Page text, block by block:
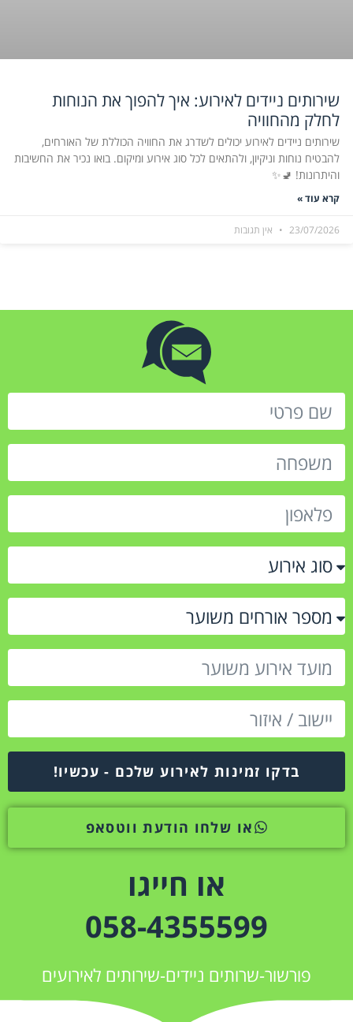
שירותים ניידים לאירוע: איך להפוך את הנוחות
לחלק מהחוויה
שירותים ניידים לאירוע יכולים לשדרג את החוויה הכוללת של האורחים,
להבטיח נוחות וניקיון, ולהתאים לכל סוג אירוע ומיקום. בואו נכיר את החשיבות
והיתרונות! 🚽✨
קרא עוד »
23/07/2026 אין תגובות
בדקו זמינות לאירוע שלכם - עכשיו!
או שלחו הודעת ווטסאפ
או חייגו
058-4355599
פורשור-שרותים ניידים-שירותים לאירועים